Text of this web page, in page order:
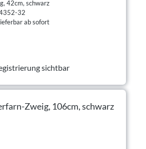
42cm, schwarz
32
ab sofort
sichtbar